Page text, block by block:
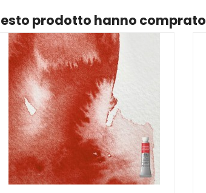
prodotto hanno